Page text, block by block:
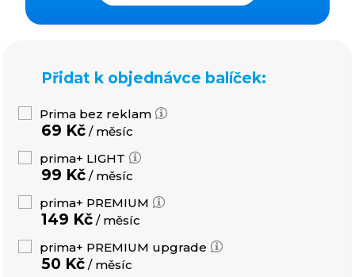
Přidat k objednávce balíček:
Prima bez reklam
69 Kč/ měsíc
prima+ LIGHT
99 Kč/ měsíc
prima+ PREMIUM
149 Kč/ měsíc
prima+ PREMIUM upgrade
50 Kč/ měsíc